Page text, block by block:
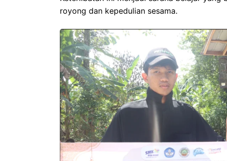
royong dan kepedulian sesama.